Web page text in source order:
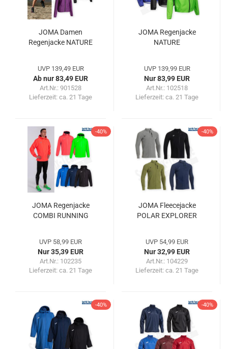
JOMA Damen
Regenjacke NATURE
UVP 139,49 EUR
Ab nur 83,49 EUR
Art.Nr.: 901528
Lieferzeit: ca. 21 Tage
JOMA Regenjacke
NATURE
UVP 139,99 EUR
Nur 83,99 EUR
Art.Nr.: 102518
Lieferzeit: ca. 21 Tage
-40%
JOMA Regenjacke
COMBI RUNNING
UVP 58,99 EUR
Nur 35,39 EUR
Art.Nr.: 102235
Lieferzeit: ca. 21 Tage
-40%
JOMA Fleecejacke
POLAR EXPLORER
UVP 54,99 EUR
Nur 32,99 EUR
Art.Nr.: 104229
Lieferzeit: ca. 21 Tage
-40% -40%